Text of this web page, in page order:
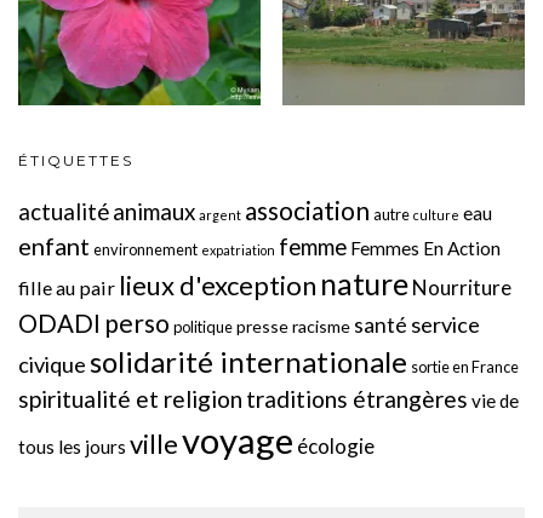
ÉTIQUETTES
actualitéanimaux argent association autre culture eau
enfant environnement expatriation femme Femmes En Action
fille au pair lieux d'exception natureNourriture
ODADI perso politiquepresseracisme santé service
civiquesolidarité internationale sortie en France
spiritualité et religion traditions étrangères vie de
tous les jours villevoyage écologie